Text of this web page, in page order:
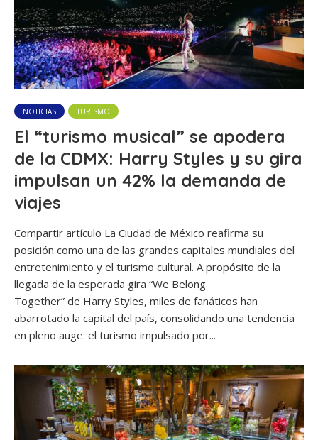
NOTICIAS TURISMO
El “turismo musical” se apodera
de la CDMX: Harry Styles y su gira
impulsan un 42% la demanda de
viajes
Compartir artículo La Ciudad de México reafirma su
posición como una de las grandes capitales mundiales del
entretenimiento y el turismo cultural. A propósito de la
llegada de la esperada gira “We Belong
Together” de Harry Styles, miles de fanáticos han
abarrotado la capital del país, consolidando una tendencia
en pleno auge: el turismo impulsado por...